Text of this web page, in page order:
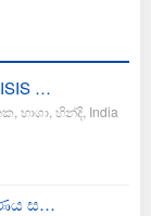
ISIS …
භාශා හින්දි India
ස…